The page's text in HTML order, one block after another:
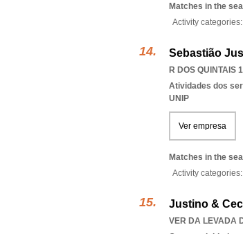
Matches in the
Activity categories:
Sebastião
R DOS QUINTAIS
Atividades dos
UNIP
Ver empresa
Matches in the
Activity categories:
Justino &
VER DA LEVADA